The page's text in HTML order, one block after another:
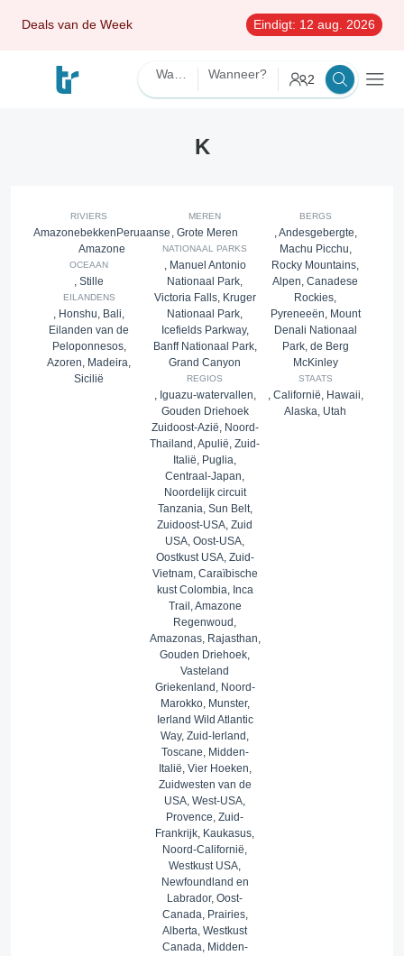
Deals van de Week Eindigt: 12 aug. 2026
Wanneer? 2
K
RIVIERS
Amazonebekken Peruaanse
Amazone
OCEAAN
,Stille
EILANDENS
, Honshu, Bali,
Eilanden van de
Peloponnesos,
Azoren, Madeira,
Sicilië
MEREN
,Grote Meren
NATIONAAL PARKS
, Manuel Antonio
Nationaal Park,
Victoria Falls, Kruger
Nationaal Park,
Icefields Parkway,
Banff Nationaal Park,
Grand Canyon
REGIOS
, Iguazu-watervallen,
Gouden Driehoek
Zuidoost-Azië, Noord-
Thailand ,Apulië,Zuid-
Italië, Puglia,
Centraal-Japan,
Noordelijk circuit
Tanzania, Sun Belt,
Zuidoost-USA,Zuid
USA,Oost-USA,
Oostkust USA, Zuid-
Vietnam, Caraïbische
kust Colombia, Inca
Trail ,Amazone
Regenwoud ,
Amazonas, Rajasthan,
Gouden Driehoek,
Vasteland
Griekenland , Noord-
Marokko, Munster,
Ierland Wild Atlantic
Way,Zuid-Ierland ,
Toscane, Midden-
Italië, Vier Hoeken,
Zuidwesten van de
USA,West-USA,
Provence,Zuid-
Frankrijk, Kaukasus,
Noord-Californië,
Westkust USA,
Newfoundland en
Labrador,Oost-
Canada, Prairies,
Alberta,Westkust
Canada, Midden-
BERGS
,Andesgebergte,
Machu Picchu,
Rocky Mountains,
Alpen,Canadese
Rockies,
Pyreneeën, Mount
Denali Nationaal
Park, de Berg
McKinley
STAATS
, Californië, Hawaii,
Alaska, Utah